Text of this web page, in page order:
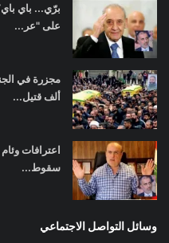
برّي... باي
على "عر...
ألف قتيل...
اعترافات
سقوط...
وسائل التواصل الاجتماعي